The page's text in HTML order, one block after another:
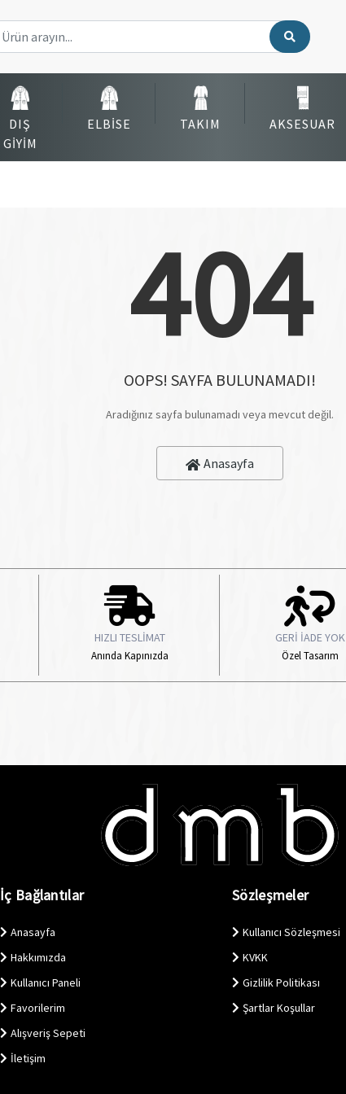
DIŞ
GIYIM
ELBISE TAKIM AKSESUAR
404
OOPS! SAYFA BULUNAMADI!
Aradığınız sayfa bulunamadı veya mevcut değil.
Anasayfa
HIZLI TESLİMAT
Anında Kapınızda
GERİ İADE YOK
Özel Tasarım
İç Bağlantılar
Anasayfa
Hakkımızda
Kullanıcı Paneli
Favorilerim
Alışveriş Sepeti
İletişim
Sözleşmeler
Kullanıcı Sözleşmesi
KVKK
Gizlilik Politikası
Şartlar Koşullar